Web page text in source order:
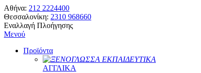
Αθήνα: 212 2224400
Θεσσαλονίκη: 2310 968660
Εναλλαγή Πλοήγησης
Μενού
Προϊόντα
ΞΕΝΟΓΛΩΣΣΑ ΕΚΠΑΙΔΕΥΤΙΚΑ
ΑΓΓΛΙΚΑ